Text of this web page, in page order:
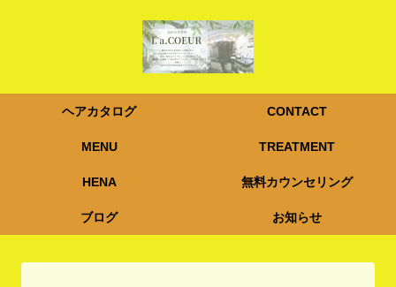
ヘアカタログ CONTACT
MENU TREATMENT
HENA 無料カウンセリング
ブログ お知らせ